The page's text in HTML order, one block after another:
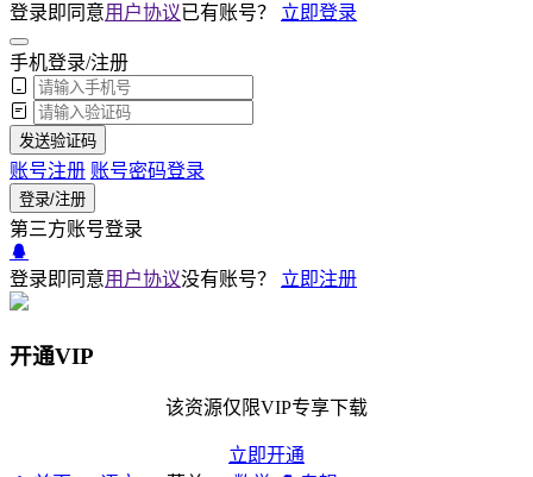
登录即同意用户协议已有账号？ 立即登录
手机登录/注册
发送验证码
账号注册 账号密码登录
登录/注册
第三方账号登录
登录即同意用户协议没有账号？ 立即注册
开通VIP
该资源仅限VIP专享下载
立即开通